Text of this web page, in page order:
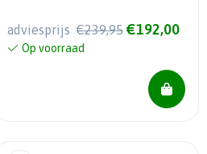
adviesprijs €239,95 €192,00
Op voorraad